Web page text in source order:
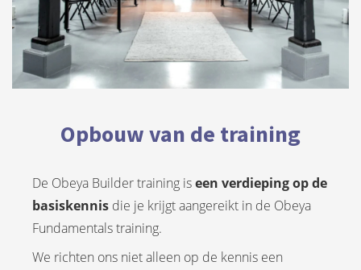
Opbouw van de training
De Obeya Builder training iseen verdieping op de
basiskennis die je krijgt aangereikt in de Obeya
Fundamentals training.
We richten ons niet alleen op de kennis een